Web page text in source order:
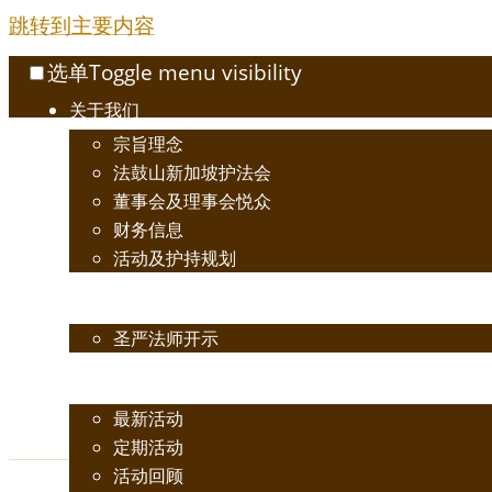
跳转到主要内容
选单Toggle menu visibility
关于我们
宗旨理念
法鼓山新加坡护法会
董事会及理事会悦众
财务信息
活动及护持规划
圣严法师开示
最新活动
定期活动
活动回顾